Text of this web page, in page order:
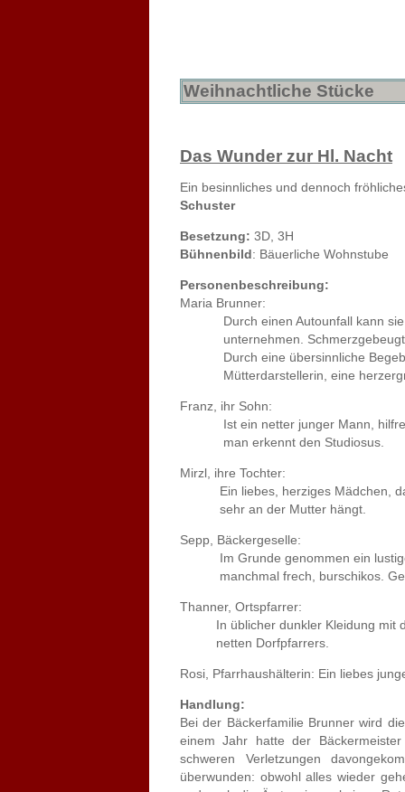
Weihnachtliche Stücke
Das Wunder zur Hl. Nacht
Ein besinnliches und dennoch
Schuster
Besetzung: 3D, 3H
Bühnenbild: Bäuerliche Wohnstube
Personenbeschreibung:
Maria Brunner:
Durch einen Autounfall kann sie
unternehmen. Schmerzgebeugt
Durch eine übersinnliche
Mütterdarstellerin, eine
Franz, ihr Sohn:
Ist ein netter junger Mann,
man erkennt den Studiosus.
Mirzl, ihre Tochter:
Ein liebes, herziges Mädchen,
sehr an der Mutter hängt.
Sepp, Bäckergeselle:
Im Grunde genommen ein
manchmal frech, burschikos.
Thanner, Ortspfarrer:
In üblicher dunkler Kleidung mit
netten Dorfpfarrers.
Rosi, Pfarrhaushälterin: Ein liebes
Handlung:
Bei der Bäckerfamilie Brunner wird
einem Jahr hatte der
schweren Verletzungen
überwunden: obwohl alles wieder